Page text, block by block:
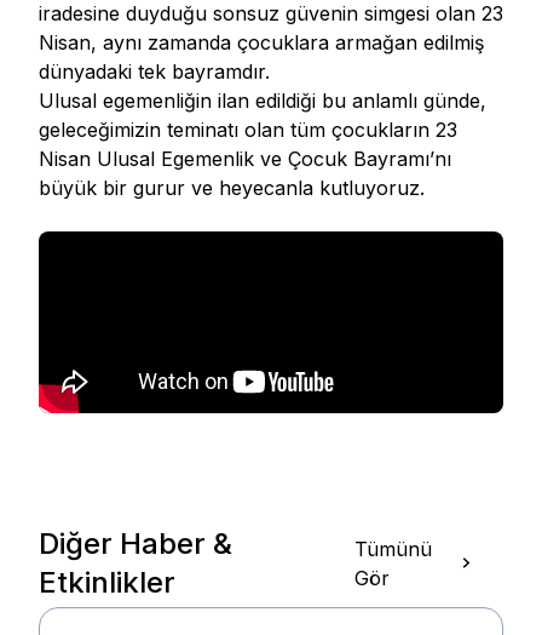
iradesine duyduğu sonsuz güvenin simgesi olan 23
Nisan, aynı zamanda çocuklara armağan edilmiş
dünyadaki tek bayramdır.
Ulusal egemenliğin ilan edildiği bu anlamlı günde,
geleceğimizin teminatı olan tüm çocukların 23
Nisan Ulusal Egemenlik ve Çocuk Bayramı’nı
büyük bir gurur ve heyecanla kutluyoruz.
Diğer Haber &
Etkinlikler
Tümünü
Gör